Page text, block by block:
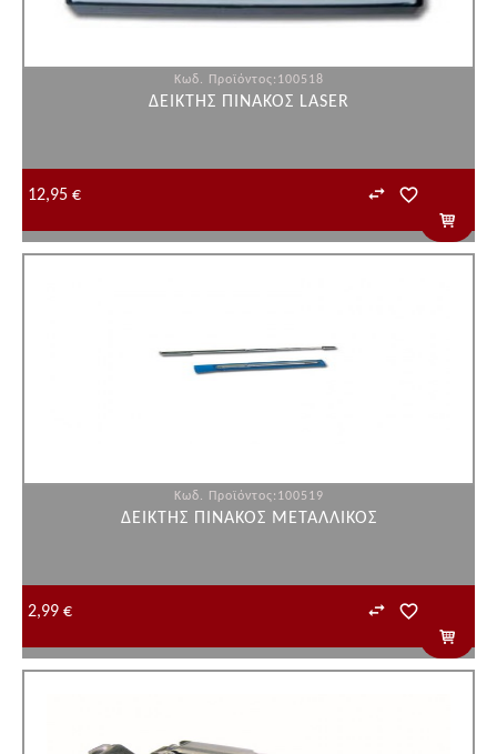
Κωδ. Προϊόντος:100518
ΔΕΙΚΤΗΣ ΠΙΝΑΚΟΣ LASER
12,95 €
Κωδ. Προϊόντος:100519
ΔΕΙΚΤΗΣ ΠΙΝΑΚΟΣ ΜΕΤΑΛΛΙΚΟΣ
2,99 €